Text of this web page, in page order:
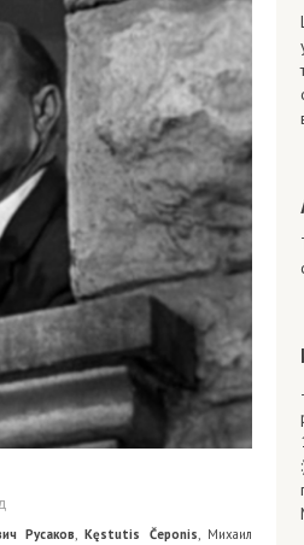
Русаков,Kęstutis Čeponis, Михаил